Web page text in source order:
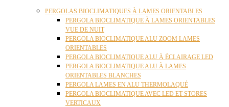
PERGOLAS BIOCLIMATIQUES À LAMES ORIENTABLES
PERGOLA BIOCLIMATIQUE À LAMES ORIENTABLES
VUE DE NUIT
PERGOLA BIOCLIMATIQUE ALU ZOOM LAMES
ORIENTABLES
PERGOLA BIOCLIMATIQUE ALU À ÉCLAIRAGE LED
PERGOLA BIOCLIMATIQUE ALU À LAMES
ORIENTABLES BLANCHES
PERGOLA LAMES EN ALU THERMOLAQUÉ
PERGOLA BIOCLIMATIQUE AVEC LED ET STORES
VERTICAUX